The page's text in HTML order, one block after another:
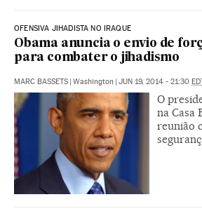
OFENSIVA JIHADISTA NO IRAQUE
Obama anuncia o envio de
para combater o jihadismo
MARC BASSETS | Washington | JUN 19, 2014 - 21:30
O
na Casa
reunião